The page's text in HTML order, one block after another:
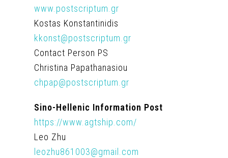
www.postscriptum.gr
Kostas Konstantinidis
kkonst@postscriptum.gr
Contact Person PS
Christina Papathanasiou
chpap@postscriptum.gr
Sino-Hellenic Information Post
https://www.agtship.com/
Leo Zhu
leozhu861003@gmail.com